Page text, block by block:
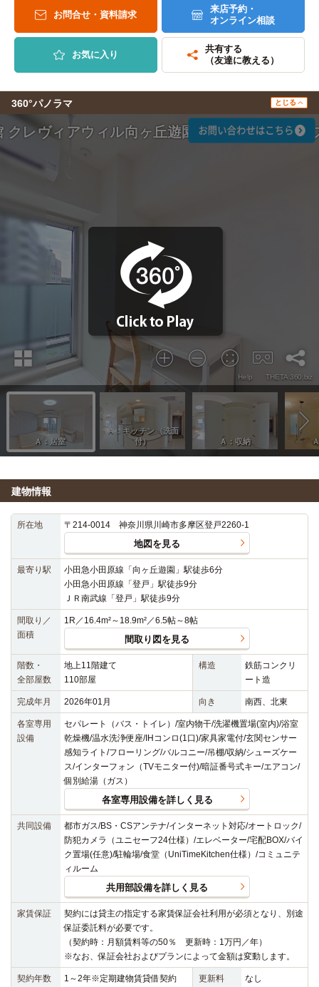
お問合せ・資料請求
来店予約・
オンライン相談
お気に入り
共有する
（友達に教える）
360°パノラマ とじる
建物情報
所在地 〒214-0014 神奈川県川崎市多摩区登戸2260-1
地図を見る
最寄り駅
小田急小田原線「向ヶ丘遊園」駅徒歩6分
小田急小田原線「登戸」駅徒歩9分
ＪＲ南武線「登戸」駅徒歩9分
間取り／
面積
1R／16.4m²～18.9m²／6.5帖～8帖
間取り図を見る
階数・
全部屋数
地上11階建て
110部屋
構造
鉄筋コンクリ
ート造
完成年月 2026年01月 向き 南西、北東
各室専用
設備
セパレート（バス・トイレ）/室内物干/洗濯機置場(室内)/浴室
乾燥機/温水洗浄便座/IHコンロ(1口)/家具家電付/玄関センサー
感知ライト/フローリング/バルコニー/吊棚/収納/シューズケー
ス/インターフォン（TVモニター付)/暗証番号式キー/エアコン/
個別給湯（ガス）
各室専用設備を詳しく見る
共同設備
都市ガス/BS・CSアンテナ/インターネット対応/オートロック/
防犯カメラ（ユニセーフ24仕様）/エレベーター/宅配BOX/バイ
ク置場(任意)/駐輪場/食堂（UniTimeKitchen仕様）/コミュニテ
ィルーム
共用部設備を詳しく見る
家賃保証
契約には貸主の指定する家賃保証会社利用が必須となり、別途
保証委託料が必要です。
（契約時：月額賃料等の50％ 更新時：1万円／年）
※なお、保証会社およびプランによって金額は変動します。
契約年数 1～2年※定期建物賃貸借契約 更新料 なし